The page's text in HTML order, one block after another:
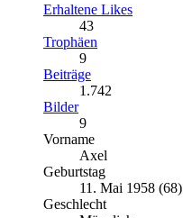
Erhaltene Likes
43
Trophäen
9
Beiträge
1.742
Bilder
9
Vorname
Axel
Geburtstag
11. Mai 1958 (68)
Geschlecht